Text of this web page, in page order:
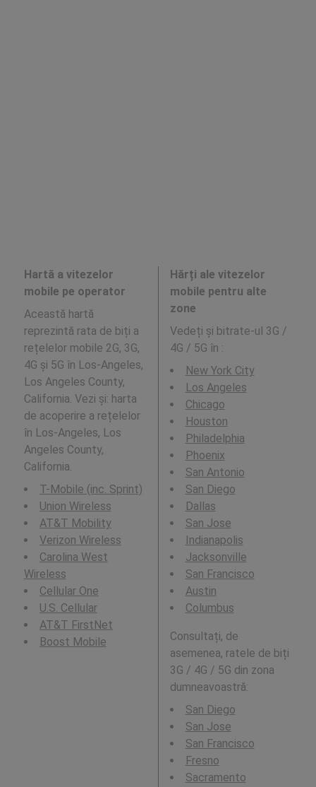
Hartă a vitezelor
mobile pe operator
Această hartă
reprezintă rata de biți a
rețelelor mobile 2G, 3G,
4G și 5G în Los-Angeles,
Los Angeles County,
California. Vezi și: harta
de acoperire a rețelelor
în Los-Angeles, Los
Angeles County,
California.
T-Mobile (inc. Sprint)
Union Wireless
AT&T Mobility
Verizon Wireless
Carolina West
Wireless
Cellular One
U.S. Cellular
AT&T FirstNet
Boost Mobile
Hărți ale vitezelor
mobile pentru alte
zone
Vedeți și bitrate-ul 3G /
4G / 5G în :
New York City
Los Angeles
Chicago
Houston
Philadelphia
Phoenix
San Antonio
San Diego
Dallas
San Jose
Indianapolis
Jacksonville
San Francisco
Austin
Columbus
Consultați, de
asemenea, ratele de biți
3G / 4G / 5G din zona
dumneavoastră:
San Diego
San Jose
San Francisco
Fresno
Sacramento